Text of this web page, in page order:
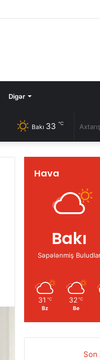
Digər
Bakı 33 ℃
Hava
Bakı
Səpələnmiş
31 ℃
Bz
32 ℃
Be
Son